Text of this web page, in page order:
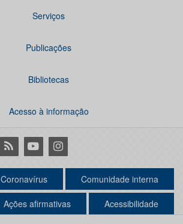
Serviços
Publicações
Bibliotecas
Acesso à informação
RSS YoutubeInstagram
Coronavírus Comunidade interna
Ações afirmativas Acessibilidade